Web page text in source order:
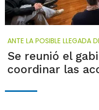
ANTE LA POSIBLE LLEGADA
Se reunió el
coordinar las